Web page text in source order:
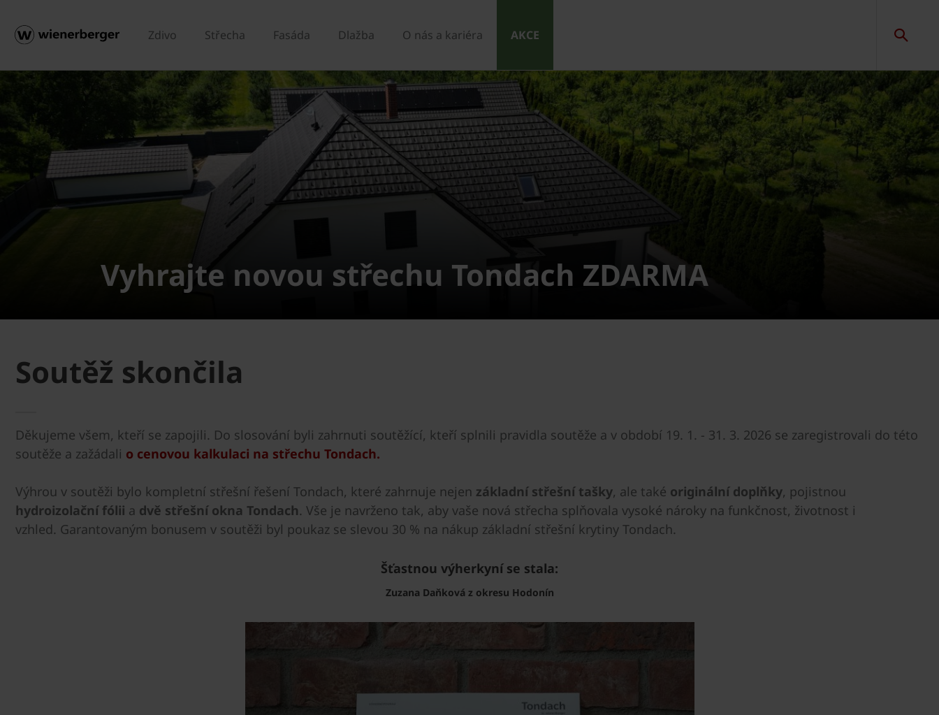
Zdivo Střecha Fasáda Dlažba O nás a kariéra AKCE
Vyhrajte novou střechu Tondach ZDARMA
Soutěž skončila
Děkujeme všem, kteří se zapojili. Do slosování byli zahrnuti soutěžící, kteří splnili pravidla soutěže a v období 19. 1. - 31. 3. 2026 se zaregistrovali do této
soutěže a zažádali o cenovou kalkulaci na střechu Tondach.
Výhrou v soutěži bylo kompletní střešní řešení Tondach, které zahrnuje nejen základní střešní tašky, ale také originální doplňky, pojistnou
hydroizolační fólii a dvě střešní okna Tondach. Vše je navrženo tak, aby vaše nová střecha splňovala vysoké nároky na funkčnost, životnost i
vzhled. Garantovaným bonusem v soutěži byl poukaz se slevou 30 % na nákup základní střešní krytiny Tondach.
Šťastnou výherkyní se stala:
Zuzana Daňková z okresu Hodonín